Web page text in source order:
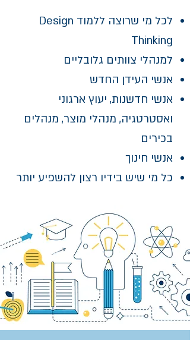
לכל מי שרוצה ללמוד Design
Thinking
למנהלי צוותים גלובליים
אנשי העידן החדש
אנשי חדשנות, יעוץ ארגוני
ואסטרטגיה, מנהלי מוצר, מנהלים
בכירים
אנשי חינוך
כל מי שיש בידיו רצון להשפיע יותר